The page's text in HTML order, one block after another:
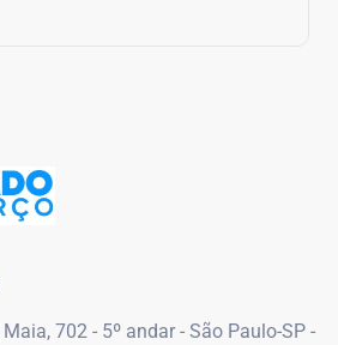
702 - 5º andar - São Paulo-SP -